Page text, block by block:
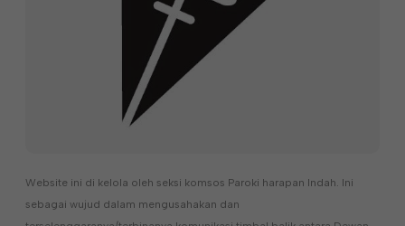
Website ini di kelola oleh seksi komsos Paroki harapan Indah. Ini
sebagai wujud dalam mengusahakan dan